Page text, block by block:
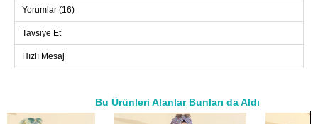
hareketlerinizde özgürlük sağlar. Boy: 165 cm, Göğüs: 88 cm,
Bel: 68 cm, Basen: 99 cm, Kilo: 56 kg ölçülerindeki model
üzerinde 1 beden gösterilmektedir. Her mevsim şıklığınızı toka
detaylı bu elbiseyle koruyun!
ELBİSE BEDEN ÖLÇÜLERİ
Beden
Göğüs
Boy
108
138
Yorumlar (16)
Tavsiye Et
Hızlı Mesaj
Bu Ürünleri Alanlar Bunları da Aldı
a>